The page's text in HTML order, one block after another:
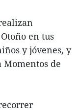
en tus
y jóvenes, y
de